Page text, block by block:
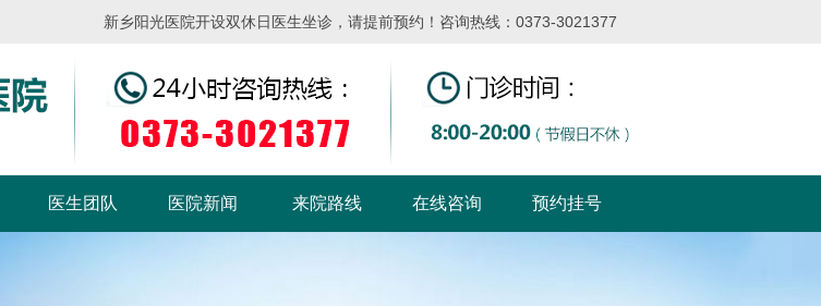
新乡阳光医院开设双休日医生坐诊，请提前预约！咨询热线：0373-3021377
医生团队 医院新闻 来院路线 在线咨询 预约挂号